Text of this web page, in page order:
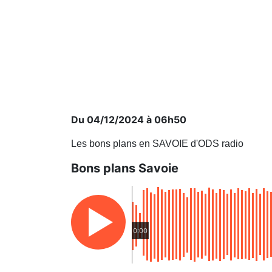
Du 04/12/2024 à 06h50
Les bons plans en SAVOIE d'ODS radio
Bons plans Savoie
0:00